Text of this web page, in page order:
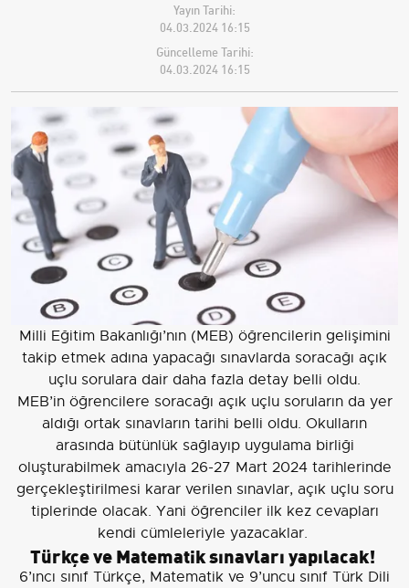
Yayın Tarihi:
04.03.2024 16:15
Güncelleme Tarihi:
04.03.2024 16:15
Milli Eğitim Bakanlığı’nın (MEB) öğrencilerin gelişimini
takip etmek adına yapacağı sınavlarda soracağı açık
uçlu sorulara dair daha fazla detay belli oldu.
MEB’in öğrencilere soracağı açık uçlu soruların da yer
aldığı ortak sınavların tarihi belli oldu. Okulların
arasında bütünlük sağlayıp uygulama birliği
oluşturabilmek amacıyla 26-27 Mart 2024 tarihlerinde
gerçekleştirilmesi karar verilen sınavlar, açık uçlu soru
tiplerinde olacak. Yani öğrenciler ilk kez cevapları
kendi cümleleriyle yazacaklar.
Türkçe ve Matematik sınavları yapılacak!
6’ıncı sınıf Türkçe, Matematik ve 9’uncu sınıf Türk Dili